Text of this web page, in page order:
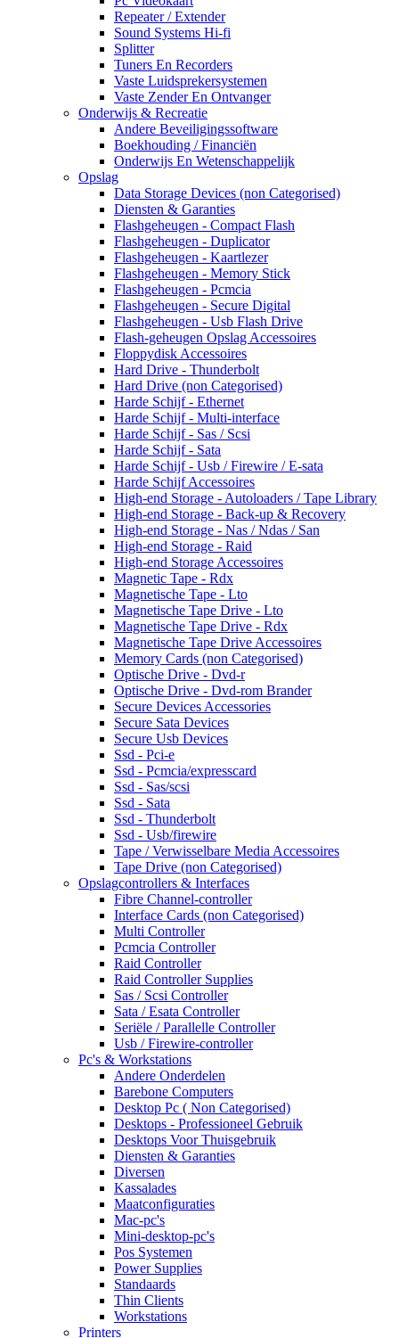
Repeater / Extender
Sound Systems Hi-fi
Splitter
Tuners En Recorders
Vaste Luidsprekersystemen
Vaste Zender En Ontvanger
Onderwijs & Recreatie
Andere Beveiligingssoftware
Boekhouding / Financiën
Onderwijs En Wetenschappelijk
Opslag
Data Storage Devices (non Categorised)
Diensten & Garanties
Flashgeheugen - Compact Flash
Flashgeheugen - Duplicator
Flashgeheugen - Kaartlezer
Flashgeheugen - Memory Stick
Flashgeheugen - Pcmcia
Flashgeheugen - Secure Digital
Flashgeheugen - Usb Flash Drive
Flash-geheugen Opslag Accessoires
Floppydisk Accessoires
Hard Drive - Thunderbolt
Hard Drive (non Categorised)
Harde Schijf - Ethernet
Harde Schijf - Multi-interface
Harde Schijf - Sas / Scsi
Harde Schijf - Sata
Harde Schijf - Usb / Firewire / E-sata
Harde Schijf Accessoires
High-end Storage - Autoloaders / Tape Library
High-end Storage - Back-up & Recovery
High-end Storage - Nas / Ndas / San
High-end Storage - Raid
High-end Storage Accessoires
Magnetic Tape - Rdx
Magnetische Tape - Lto
Magnetische Tape Drive - Lto
Magnetische Tape Drive - Rdx
Magnetische Tape Drive Accessoires
Memory Cards (non Categorised)
Optische Drive - Dvd-r
Optische Drive - Dvd-rom Brander
Secure Devices Accessories
Secure Sata Devices
Secure Usb Devices
Ssd - Pci-e
Ssd - Pcmcia/expresscard
Ssd - Sas/scsi
Ssd - Sata
Ssd - Thunderbolt
Ssd - Usb/firewire
Tape / Verwisselbare Media Accessoires
Tape Drive (non Categorised)
Opslagcontrollers & Interfaces
Fibre Channel-controller
Interface Cards (non Categorised)
Multi Controller
Pcmcia Controller
Raid Controller
Raid Controller Supplies
Sas / Scsi Controller
Sata / Esata Controller
Seriële / Parallelle Controller
Usb / Firewire-controller
Pc's & Workstations
Andere Onderdelen
Barebone Computers
Desktop Pc ( Non Categorised)
Desktops - Professioneel Gebruik
Desktops Voor Thuisgebruik
Diensten & Garanties
Diversen
Kassalades
Maatconfiguraties
Mac-pc's
Mini-desktop-pc's
Pos Systemen
Power Supplies
Standaards
Thin Clients
Workstations
Printers